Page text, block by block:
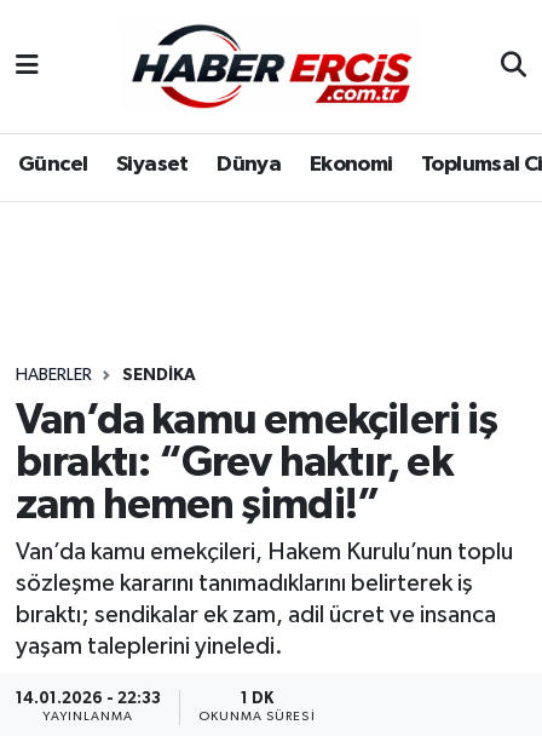
Güncel Siyaset Dünya Ekonomi Toplumsal
HABERLER SENDIKA
Van’da kamu emekçileri iş
bıraktı: “Grev haktır, ek
zam hemen şimdi!”
Van’da kamu emekçileri, Hakem Kurulu’nun toplu
sözleşme kararını tanımadıklarını belirterek iş
bıraktı; sendikalar ek zam, adil ücret ve insanca
yaşam taleplerini yineledi.
14.01.2026 - 22:33
YAYINLANMA
1 DK
OKUNMA SÜRESI